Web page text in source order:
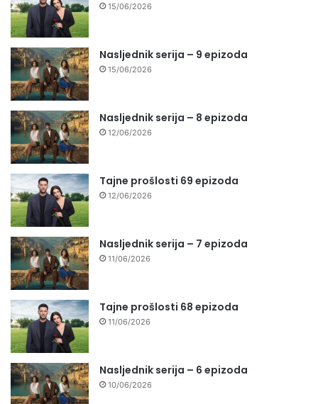
15/06/2026
Nasljednik serija – 9 epizoda
15/06/2026
Nasljednik serija – 8 epizoda
12/06/2026
Tajne prošlosti 69 epizoda
12/06/2026
Nasljednik serija – 7 epizoda
11/06/2026
Tajne prošlosti 68 epizoda
11/06/2026
Nasljednik serija – 6 epizoda
10/06/2026